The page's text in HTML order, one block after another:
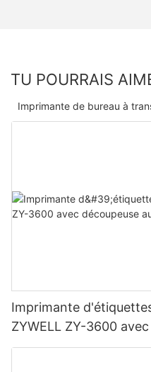
TU POURRAIS
Imprimante de bureau à
Imprimante
ZYWELL ZY-3600